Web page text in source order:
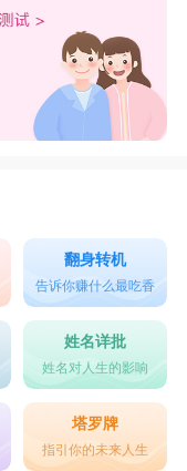
翻身转机
告诉你赚什么最吃香
姓名详批
姓名对人生的影响
塔罗牌
指引你的未来人生